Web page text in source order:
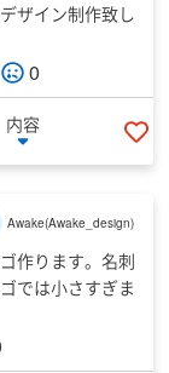
ザイン制作致し
0
内容
い
Awake(Awake_design)
作ります。名刺
では小さすぎま